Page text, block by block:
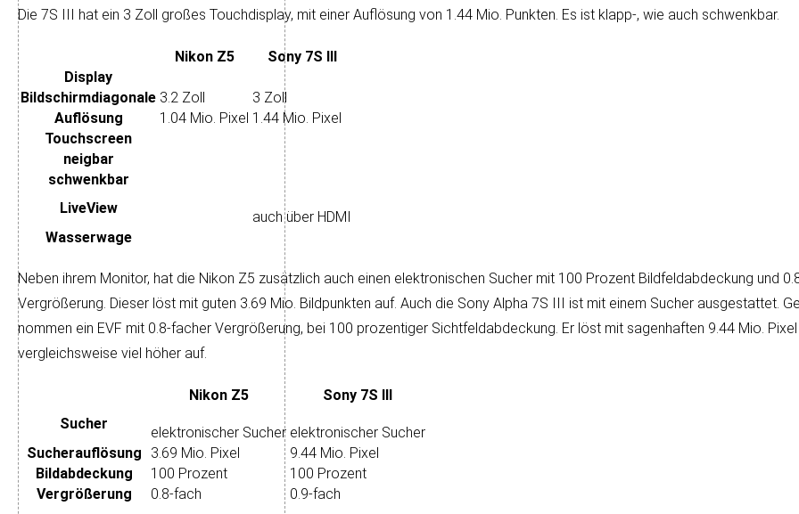
Die 7S III hat ein 3 Zoll großes Touch­display, mit einer Auf­lö­sung von 1.44 Mio. Punk­ten. Es ist klapp-, wie auch schwenkbar.
Nikon Z5
Sony 7S III
Display
Bildschirm­diagonale 3.2 Zoll
3 Zoll
Auflösung
1.04 Mio. Pixel 1.44 Mio. Pixel
Touch­screen
neigbar
schwenkbar
LiveView
auch über HDMI
Wasser­wage
Neben ihrem Monitor, hat die Nikon Z5 zusätzlich auch einen elek­tro­ni­schen Sucher mit 100 Pro­zent Bild­feld­ab­dec­kung und
Ver­größe­rung. Die­ser löst mit guten 3.69 Mio. Bild­punk­ten auf. Auch die Sony Alpha 7S III ist mit einem Sucher aus­ge­stat­tet.
nom­men ein EVF mit 0.8-facher Ver­größe­rung, bei 100 pro­zen­ti­ger Sicht­feld­ab­dec­kung. Er löst mit sagen­haften 9.44 Mio.
ver­gleichs­weise viel höher auf.
Nikon Z5
Sony 7S III
Sucher
elektronischer Sucher elektronischer Sucher
Sucher­auflösung
3.69 Mio. Pixel
9.44 Mio. Pixel
Bild­abdeckung
100 Prozent
100 Prozent
Ver­größerung
0.8-fach
0.9-fach